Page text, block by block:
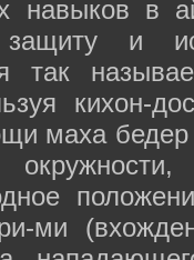
в
и
так
кихон-
маха
ми